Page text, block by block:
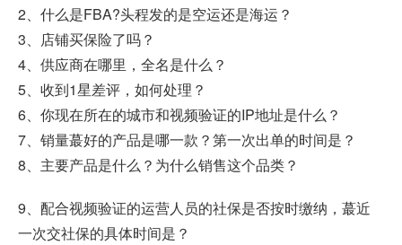
2、什么是FBA?头程发的是空运还是海运？
3、店铺买保险了吗？
4、供应商在哪里，全名是什么？
5、收到1星差评，如何处理？
6、你现在所在的城市和视频验证的IP地址是什么？
7、销量蕞好的产品是哪一款？第一次出单的时间是？
8、主要产品是什么？为什么销售这个品类？
9、配合视频验证的运营人员的社保是否按时缴纳，蕞近
一次交社保的具体时间是？